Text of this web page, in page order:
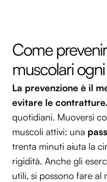
Come
muscolari
La prevenzione è il
evitare le contratture.
quotidiani. Muoversi
muscoli attivi: una
trenta minuti aiuta la
rigidità. Anche gli
utili, si possono fare al